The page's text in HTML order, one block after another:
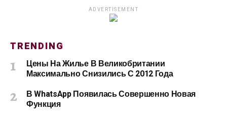
ADVERTISEMENT
TRENDING
Цены На Жилье В Великобритании
Максимально Снизились С 2012 Года
В WhatsApp Появилась Совершенно Новая
Функция